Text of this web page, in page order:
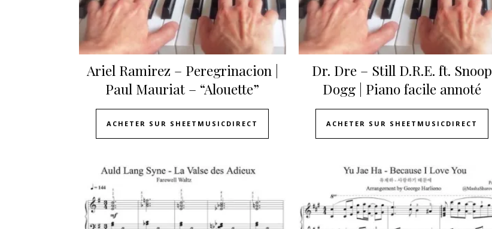
Ariel Ramirez – Peregrinacion |
Paul Mauriat – “Alouette”
ACHETER SUR SHEETMUSICDIRECT
Dr. Dre – Still D.R.E. ft. Snoop
Dogg | Piano facile annoté
ACHETER SUR SHEETMUSICDIRECT